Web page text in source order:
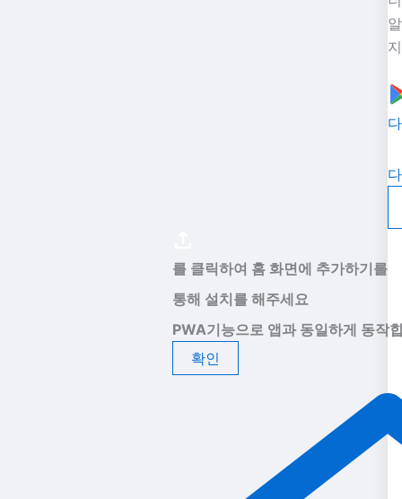
를 클릭하여 홈 화면에 추가하기를
통해 설치를 해주세요
PWA기능으로 앱과 동일하게 동작
확인